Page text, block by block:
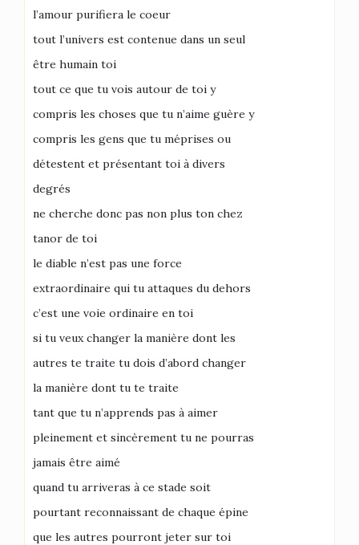
l’amour purifiera le coeur
tout l’univers est contenue dans un seul
être humain toi
tout ce que tu vois autour de toi y
compris les choses que tu n’aime guère y
compris les gens que tu méprises ou
détestent et présentant toi à divers
degrés
ne cherche donc pas non plus ton chez
tanor de toi
le diable n’est pas une force
extraordinaire qui tu attaques du dehors
c’est une voie ordinaire en toi
si tu veux changer la manière dont les
autres te traite tu dois d’abord changer
la manière dont tu te traite
tant que tu n’apprends pas à aimer
pleinement et sincèrement tu ne pourras
jamais être aimé
quand tu arriveras à ce stade soit
pourtant reconnaissant de chaque épine
que les autres pourront jeter sur toi